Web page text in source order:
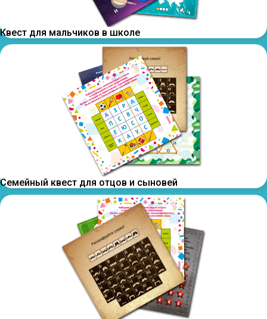
Квест для мальчиков в школе
Семейный квест для отцов и сыновей